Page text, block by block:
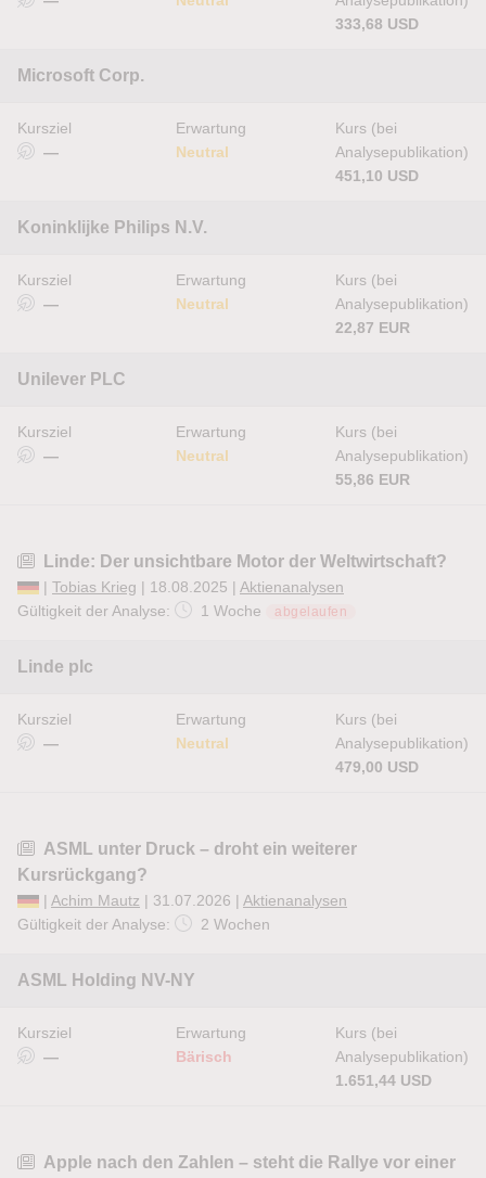
333,68 USD
Microsoft Corp.
Kursziel
—
Erwartung
Neutral
Kurs (bei
Analysepublikation)
451,10 USD
Koninklijke Philips N.V.
Kursziel
—
Erwartung
Neutral
Kurs (bei
Analysepublikation)
22,87 EUR
Unilever PLC
Kursziel
—
Erwartung
Neutral
Kurs (bei
Analysepublikation)
55,86 EUR
Linde: Der unsichtbare Motor der Weltwirtschaft?
| Tobias Krieg | 18.08.2025 | Aktienanalysen
Gültigkeit der Analyse:
1 Woche abgelaufen
Linde plc
Kursziel
—
Erwartung
Neutral
Kurs (bei
Analysepublikation)
479,00 USD
ASML unter Druck – droht ein weiterer
Kursrückgang?
| Achim Mautz | 31.07.2026 | Aktienanalysen
Gültigkeit der Analyse:
2 Wochen
ASML Holding NV-NY
Kursziel
—
Erwartung
Bärisch
Kurs (bei
Analysepublikation)
1.651,44 USD
Apple nach den Zahlen – steht die Rallye vor einer